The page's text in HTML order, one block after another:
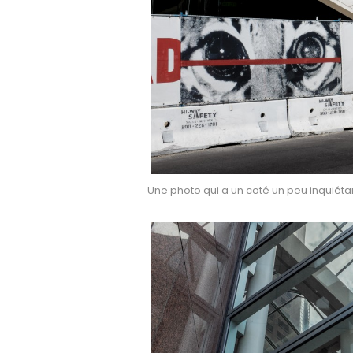
Une photo qui a un coté un peu